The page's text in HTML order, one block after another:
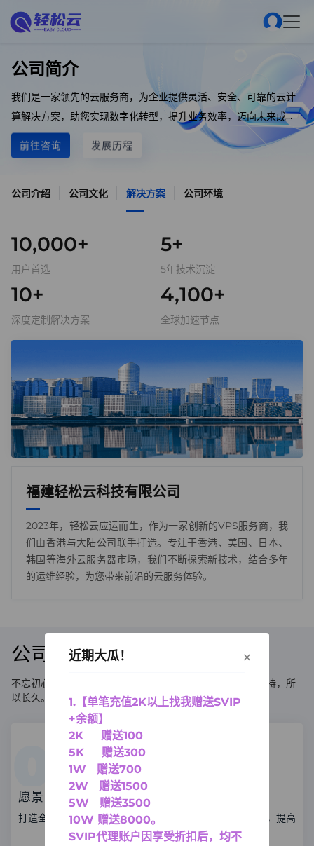
公司简介
我们是一家领先的云服务商，为企业提供灵活、安全、可靠的云计
算解决方案，助您实现数字化转型，提升业务效率，迈向未来成
功。
前往咨询 发展历程
公司介绍 公司文化 解决方案 公司环境
10,000+
用户首选
5+
5年技术沉淀
10+
深度定制解决方案
4,100+
全球加速节点
福建轻松云科技有限公司
2023年，轻松云应运而生，作为一家创新的VPS服务商，我
们由香港与大陆公司联手打造。专注于香港、美国、日本、
韩国等海外云服务器市场，我们不断探索新技术，结合多年
的运维经验，为您带来前沿的云服务体验。
公司文化
不忘初心、永不放弃的信念，因为相信，所以看见，因为坚持，所
以长久。
愿景
打造全球新商业连接方式
协助客户保持竞争优势，提高
业绩。
近期大瓜！
1.【单笔充值2K以上找我赠送SVIP
+余额】
2K 赠送100
5K 赠送300
1W 赠送700
2W 赠送1500
5W 赠送3500
10W 赠送8000。
SVIP代理账户因享受折扣后，均不
×